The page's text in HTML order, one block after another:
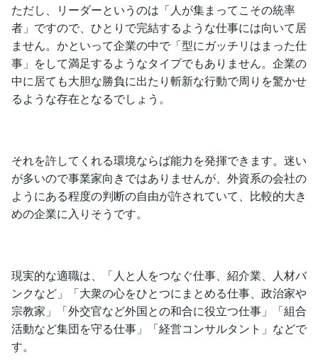
ただし、リーダーというのは「人が集まってこその統率
者」ですので、ひとりで完結するような仕事には向いて居
ません。かといって企業の中で「型にガッチリはまった仕
事」をして満足するようなタイプでもありません。企業の
中に居ても大胆な勝負に出たり斬新な行動で周りを驚かせ
るような存在となるでしょう。
それを許してくれる環境ならば能力を発揮できます。迷い
が多いので事業家向きではありませんが、外資系の会社の
ようにある程度の判断の自由が許されていて、比較的大き
めの企業に入りそうです。
現実的な適職は、「人と人をつなぐ仕事、紹介業、人材バ
ンクなど」「大衆の心をひとつにまとめる仕事、政治家や
宗教家」「外交官など外国との和合に役立つ仕事」「組合
活動など集団を守る仕事」「経営コンサルタント」などで
す。